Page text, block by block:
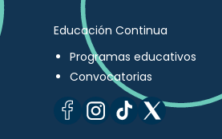
Educación Continua
Programas educativos
Convocatorias